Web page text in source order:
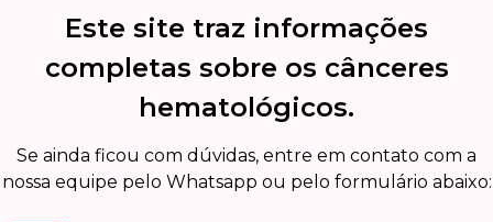
Este site traz informações
completas sobre os cânceres
hematológicos.
Se ainda ficou com dúvidas, entre em contato com a
nossa equipe pelo Whatsapp ou pelo formulário abaixo: